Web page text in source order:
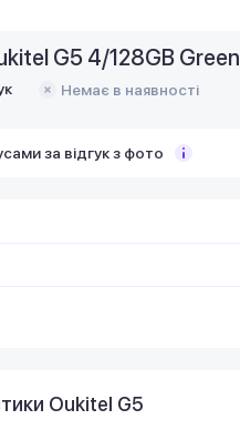
G5 4/128GB Green
Немає в наявності
за відгук з фото
Oukitel G5